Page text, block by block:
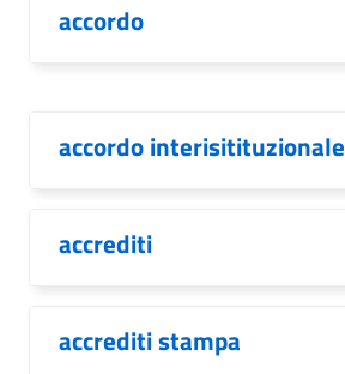
accordo
accordo interisitituzionale
accrediti
accrediti stampa